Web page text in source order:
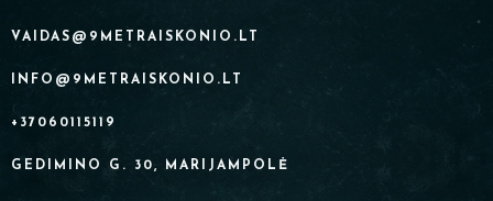
VAIDAS@9METRAISKONIO.LT
INFO@9METRAISKONIO.LT
+37060115119
GEDIMINO G. 30, MARIJAMPOLĖ